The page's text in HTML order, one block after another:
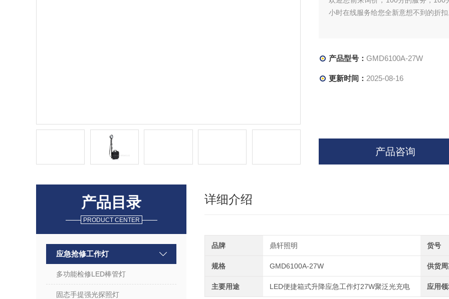
小时在线服务给您全新意想不到的折
产品型号： GMD6100A-27W
更新时间： 2025-08-16
产品咨询
产品目录
PRODUCT CENTER
应急抢修工作灯
多功能检修LED棒管灯
固态手提强光探照灯
详细介绍
品牌 鼎轩照明 货号
规格 GMD6100A-27W 供货
主要用途 LED便捷箱式升降应急工作灯27W聚泛光充电 应用